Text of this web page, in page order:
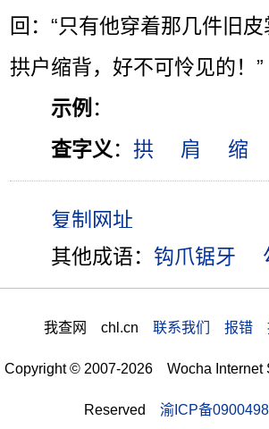
回：“只有他穿着那几件旧
拱户缩背，好不可怜见的！”
示例 ：
查字义 ：拱 肩 缩
其他成语： 钩爪锯牙
我查网 chl.cn 联系我们 报错
Copyright © 2007-2026 Wocha
Reserved 渝ICP备